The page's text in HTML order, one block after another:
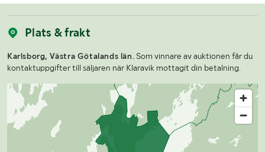
Plats & frakt
Karlsborg, Västra Götalands län.Som vinnare av auktionen får du
kontaktuppgifter till säljaren när Klaravik mottagit din betalning.